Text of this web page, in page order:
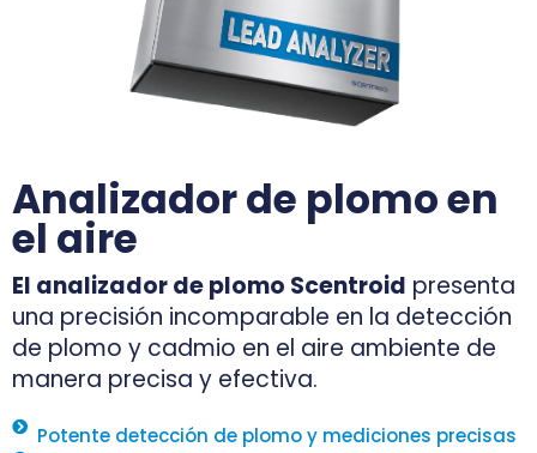
Analizador de plomo en
el aire
El analizador de plomo Scentroid presenta
una precisión incomparable en la detección
de plomo y cadmio en el aire ambiente de
manera precisa y efectiva.
Potente detección de plomo y mediciones precisas